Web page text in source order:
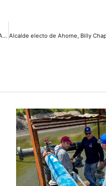
DIF Sinaloa y Fundación Telmex entregan mil 200 Auxiliares Auditivos